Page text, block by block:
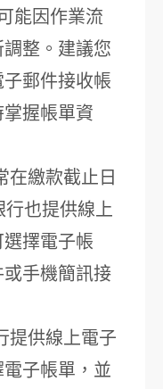
能因作業流
整。建議您
郵件接收帳
握帳單資
在繳款截止日
也提供線上
擇電子帳
手機簡訊接
提供線上電子
子帳單，並